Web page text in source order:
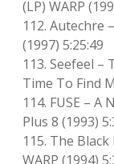
(LP) WARP
112. Autechre
(1997) 5:25:49
113. Seefeel –
Time To Find
114. FUSE –
Plus 8 (1993)
115. The
WARP (1994)